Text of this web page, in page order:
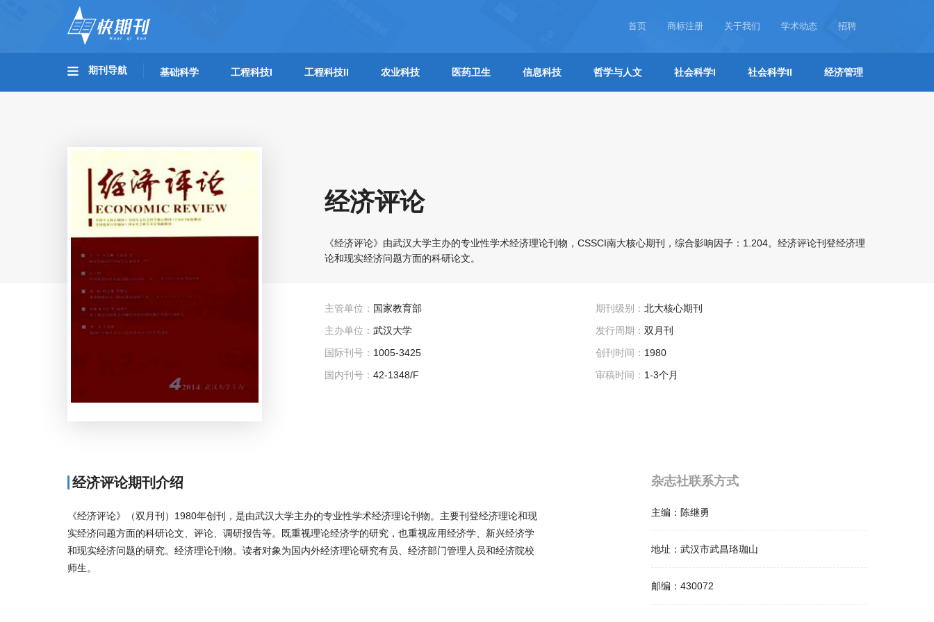
首页 商标注册 关于我们 学术动态 招聘
期刊导航 基础科学 工程科技I 工程科技II 农业科技 医药卫生 信息科技 哲学与人文 社会科学I 社会科学II 经济管理
经济评论
《经济评论》由武汉大学主办的专业性学术经济理论刊物，CSSCI南大核心期刊，综合影响因子：1.204。经济评论刊登经济理
论和现实经济问题方面的科研论文。
主管单位： 国家教育部
主办单位： 武汉大学
国际刊号： 1005-3425
国内刊号： 42-1348/F
期刊级别： 北大核心期刊
发行周期： 双月刊
创刊时间： 1980
审稿时间： 1-3个月
经济评论期刊介绍
《经济评论》（双月刊）1980年创刊，是由武汉大学主办的专业性学术经济理论刊物。主要刊登经济理论和现
实经济问题方面的科研论文、评论、调研报告等。既重视理论经济学的研究，也重视应用经济学、新兴经济学
和现实经济问题的研究。经济理论刊物。读者对象为国内外经济理论研究有员、经济部门管理人员和经济院校
师生。
杂志社联系方式
主编： 陈继勇
地址： 武汉市武昌珞珈山
邮编： 430072